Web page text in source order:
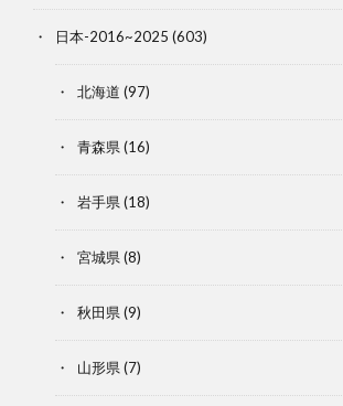
日本-2016~2025 (603)
北海道 (97)
青森県(16)
岩手県(18)
宮城県(8)
秋田県(9)
山形県(7)